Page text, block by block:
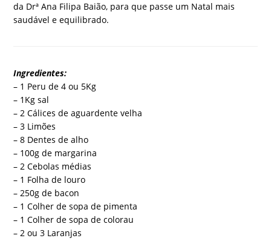
da Drª Ana Filipa Baião, para que passe um Natal mais
saudável e equilibrado.
Ingredientes:
– 1 Peru de 4 ou 5Kg
– 1Kg sal
– 2 Cálices de aguardente velha
– 3 Limões
– 8 Dentes de alho
– 100g de margarina
– 2 Cebolas médias
– 1 Folha de louro
– 250g de bacon
– 1 Colher de sopa de pimenta
– 1 Colher de sopa de colorau
– 2 ou 3 Laranjas